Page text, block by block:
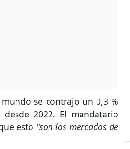
se contrajo un 0,3 %
2022. El mandatario
esto "son los mercados de